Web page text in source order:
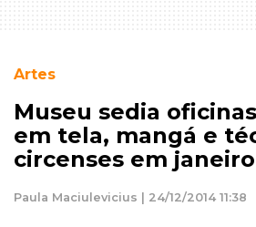
Artes
Museu sedia
em tela, mangá e
circenses em janeiro
Paula Maciulevicius | 24/12/2014 11:38